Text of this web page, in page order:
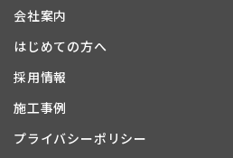
会社案内
はじめての方へ
採用情報
施工事例
プライバシーポリシー